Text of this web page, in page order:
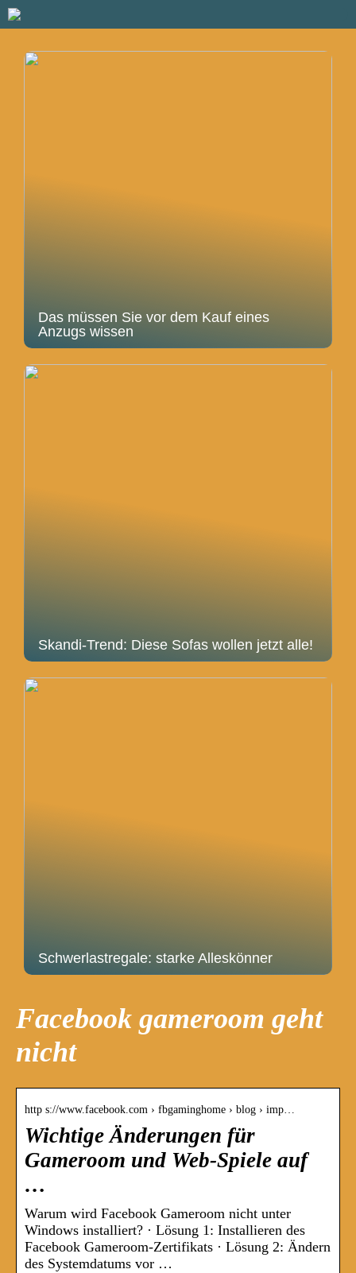
Das müssen Sie vor dem Kauf eines
Anzugs wissen
Skandi-Trend: Diese Sofas wollen jetzt alle!
Schwerlastregale: starke Alleskönner
Facebook gameroom geht
nicht
http s://www.facebook.com › fbgaminghome › blog › imp…
Wichtige Änderungen für
Gameroom und Web-Spiele auf
…
Warum wird Facebook Gameroom nicht unter
Windows installiert? · Lösung 1: Installieren des
Facebook Gameroom-Zertifikats · Lösung 2: Ändern
des Systemdatums vor …